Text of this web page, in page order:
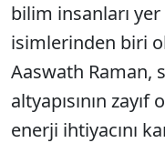
bilim insanları yer
isimlerinden biri
Aaswath Raman,
altyapısının
enerji ihtiyacını